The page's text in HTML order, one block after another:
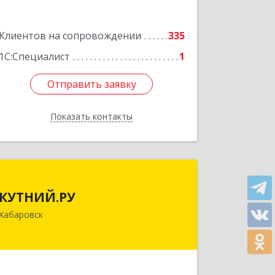
Клиентов на сопровождении
335
1С:Специалист
1
Отправить заявку
Показать контакты
Отправить заявку
Назад
КУТНИЙ.РУ
г, Шевчука ул, дом № 42, оф.505
Подробнее